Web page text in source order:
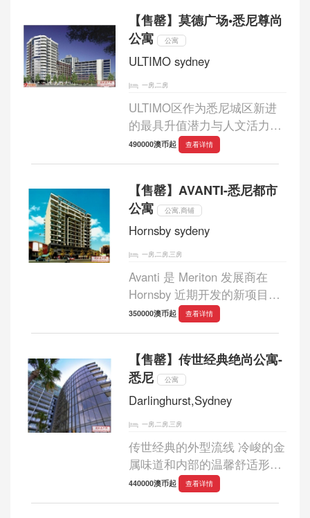
【售罄】莫德广场•悉尼尊尚
公寓
公寓
ULTIMO sydney
一房,二房
ULTIMO区作为悉尼城区新进
的最具升值潜力与人文活力的
生活、商务区，集金融、创新
莫德广场项目正是ULTIMO区
不断发展、进步...
490000澳币起 查看详情
【售罄】AVANTI-悉尼都市
公寓
公寓,商铺
Hornsby sydeny
一房,二房,三房
Avanti 是 Meriton 发展商在
Hornsby 近期开发的新项目，
提供带有迷人风景的两栋 13
层高级公寓。...
350000澳币起 查看详情
【售罄】传世经典绝尚公寓-
悉尼
公寓
Darlinghurst,Sydney
一房,二房,三房
传世经典的外型流线 冷峻的金
属味道和内部的温馨舒适形成
视觉和感觉的强烈对比效果。
位于悉尼商务圈中心，完全的
440000澳币起 查看详情